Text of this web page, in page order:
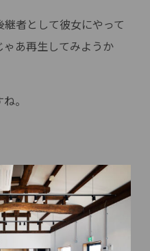
者として彼女にやって
ゃあ再生してみようか
。